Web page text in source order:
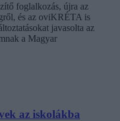
foglalkozás, újra az
és az oviKRÉTA is
javasolta az
a Magyar
az iskolákba